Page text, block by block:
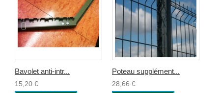
Bavolet anti-intr...
15,20 €
Poteau supplément...
28,66 €